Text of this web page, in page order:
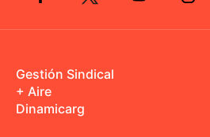
Gestión Sindical
+ Aire
Dinamicarg